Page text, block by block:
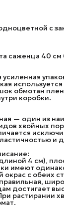
с
саженца 40 см
обмотан
коробки.
— один из
хвойных
и
4 см),
имеют
окрас с обеих
достигает
растирании